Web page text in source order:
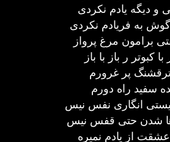
و دیگه یادم نکردی
به فریادم نکردی
برامون مرغ پرواز
با کبوتر ر باز با باز
پر غرورم
سفید راه دورم
انگاری نفس نیس
شدن حتی قفس نیس
عشقت از یادم نمیره